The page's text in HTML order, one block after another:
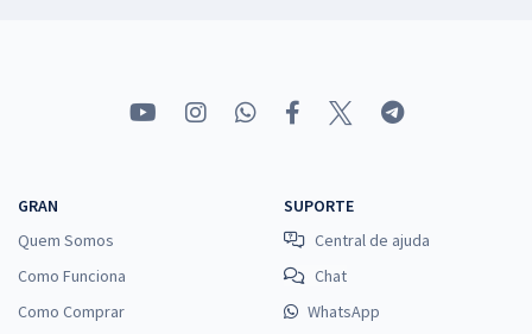
GRAN
Quem Somos
Como Funciona
Como Comprar
SUPORTE
Central de ajuda
Chat
WhatsApp